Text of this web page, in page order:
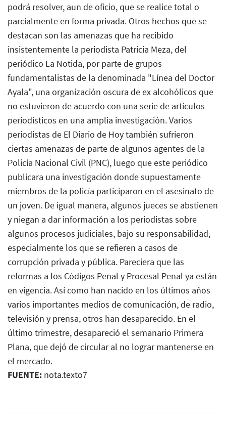
podrá resolver, aun de oficio, que se realice total o
parcialmente en forma privada. Otros hechos que se
destacan son las amenazas que ha recibido
insistentemente la periodista Patricia Meza, del
periódico La Notida, por parte de grupos
fundamentalistas de la denominada "Línea del Doctor
Ayala", una organización oscura de ex alcohólicos que
no estuvieron de acuerdo con una serie de artículos
periodísticos en una amplia investigación. Varios
periodistas de El Diario de Hoy también sufrieron
ciertas amenazas de parte de algunos agentes de la
Policía Nacional Civil (PNC), luego que este periódico
publicara una investigación donde supuestamente
miembros de la policía participaron en el asesinato de
un joven. De igual manera, algunos jueces se abstienen
y niegan a dar información a los periodistas sobre
algunos procesos judiciales, bajo su responsabilidad,
especialmente los que se refieren a casos de
corrupción privada y pública. Pareciera que las
reformas a los Códigos Penal y Procesal Penal ya están
en vigencia. Así como han nacido en los últimos años
varios importantes medios de comunicación, de radio,
televisión y prensa, otros han desaparecido. En el
último trimestre, desapareció el semanario Primera
Plana, que dejó de circular al no lograr mantenerse en
el mercado.
FUENTE: nota.texto7